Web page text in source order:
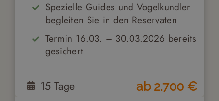
Spezielle Guides und Vogelkundler
begleiten Sie in den Reservaten
Termin 16.03. – 30.03.2026 bereits
gesichert
15 Tage ab 2.700 €